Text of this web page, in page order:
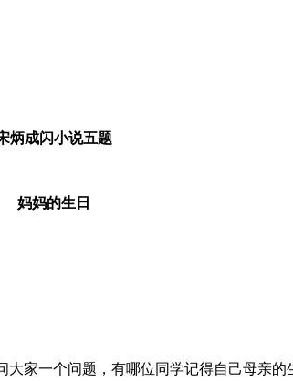
炳成闪小说五题
妈妈的生日
家一个问题，有哪位同学记得自己母亲的